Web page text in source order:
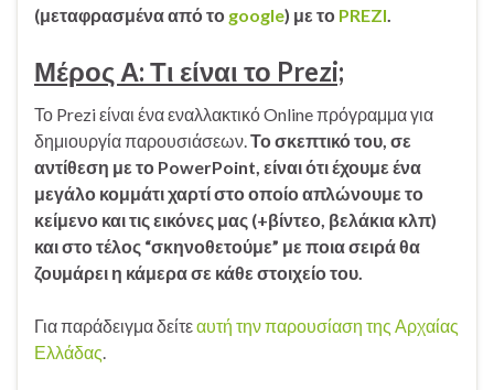
(μεταφρασμένα από το google) με το PREZI.
Μέρος Α: Τι είναι το Prezi;
Το Prezi είναι ένα εναλλακτικό Online πρόγραμμα για
δημιουργία παρουσιάσεων.Το σκεπτικό του, σε
αντίθεση με το PowerPoint, είναι ότι έχουμε ένα
μεγάλο κομμάτι χαρτί στο οποίο απλώνουμε το
κείμενο και τις εικόνες μας (+βίντεο, βελάκια κλπ)
και στο τέλος “σκηνοθετούμε” με ποια σειρά θα
ζουμάρει η κάμερα σε κάθε στοιχείο του.
Για παράδειγμα δείτεαυτή την παρουσίαση της Αρχαίας
Ελλάδας.